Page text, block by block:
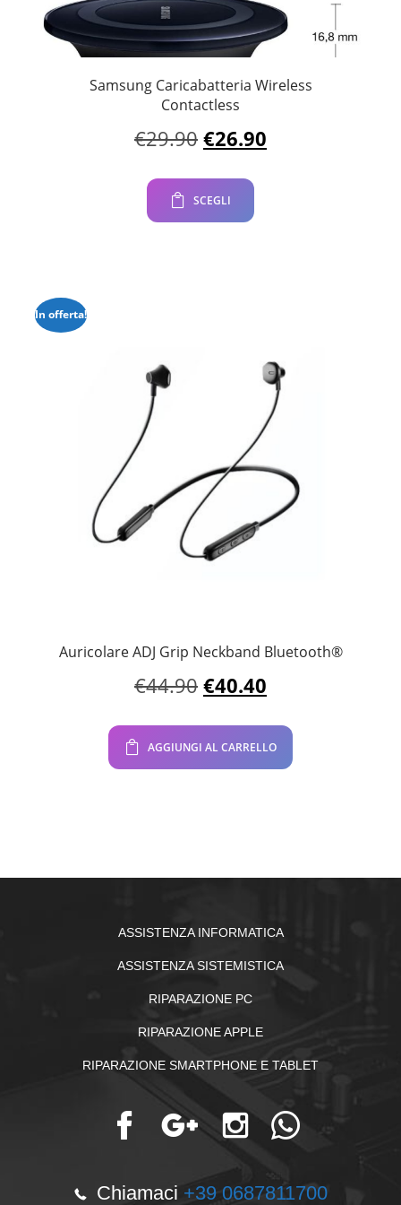
Samsung Caricabatteria Wireless
Contactless
€29.90 Il
prezzo
originale
era:
€29.90.
€26.90
prezzo
SCEGLI
In offerta!
Auricolare ADJ Grip Neckband Bluetooth®
€44.90 Il
prezzo
originale
era:
€44.90.
€40.40
prezzo
attuale
è:
€40.40.
AGGIUNGI AL CARRELLO
ASSISTENZA INFORMATICA
ASSISTENZA SISTEMISTICA
RIPARAZIONE PC
RIPARAZIONE APPLE
RIPARAZIONE SMARTPHONE E TABLET
Chiamaci +39 0687811700